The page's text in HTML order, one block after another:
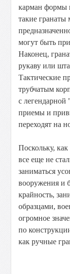
карман формы
такие гранаты
могут быть
Наконец,
рукаву или
Тактические
трубчатым
с легендарной
приемы и
переходят на
Поскольку,
все еще не
заниматься
вооружения и
крайность,
образцами,
огромное
по
как ручные